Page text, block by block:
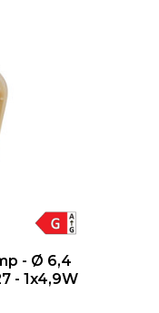
- Ø 6,4
- 1x4,9W